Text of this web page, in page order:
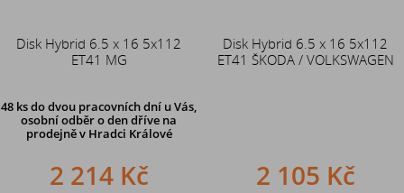
Disk Hybrid 6.5 x 16 5x112
ET41 MG
48 ksdo dvou pracovních dní u Vás,
osobní odběr o den dříve na
prodejně v Hradci Králové
2 214 Kč
Disk Hybrid 6.5 x 16 5x112
ET41 ŠKODA / VOLKSWAGEN
2 105 Kč